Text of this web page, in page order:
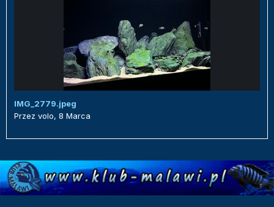
IMG_2779.jpeg
Przez volo, 8 Marca